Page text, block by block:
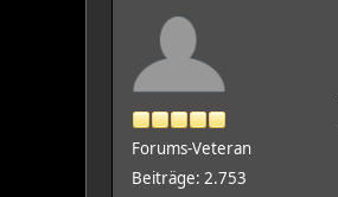
Forums-Veteran
Beiträge: 2.753